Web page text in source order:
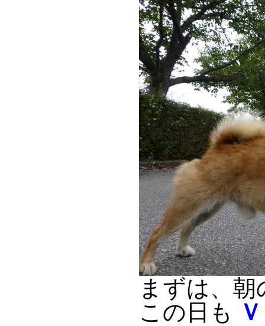
まずは、
この日も